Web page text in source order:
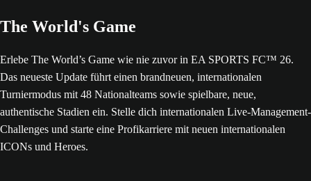
The World's Game
Erlebe The World’s Game wie nie zuvor in EA SPORTS FC™ 26.
Das neueste Update führt einen brandneuen, internationalen
Turniermodus mit 48 Nationalteams sowie spielbare, neue,
authentische Stadien ein. Stelle dich internationalen Live-Management-
Challenges und starte eine Profikarriere mit neuen internationalen
ICONs und Heroes.